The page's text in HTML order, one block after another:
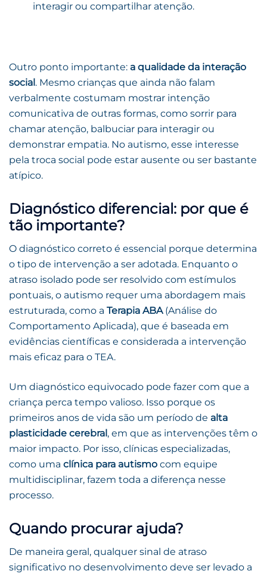
interagir ou compartilhar atenção.
Outro ponto importante: a qualidade da interação
social. Mesmo crianças que ainda não falam
verbalmente costumam mostrar intenção
comunicativa de outras formas, como sorrir para
chamar atenção, balbuciar para interagir ou
demonstrar empatia. No autismo, esse interesse
pela troca social pode estar ausente ou ser bastante
atípico.
Diagnóstico diferencial: por que é
tão importante?
O diagnóstico correto é essencial porque determina
o tipo de intervenção a ser adotada. Enquanto o
atraso isolado pode ser resolvido com estímulos
pontuais, o autismo requer uma abordagem mais
estruturada, como a Terapia ABA(Análise do
Comportamento Aplicada), que é baseada em
evidências científicas e considerada a intervenção
mais eficaz para o TEA.
Um diagnóstico equivocado pode fazer com que a
criança perca tempo valioso. Isso porque os
primeiros anos de vida são um período de alta
plasticidade cerebral, em que as intervenções têm o
maior impacto. Por isso, clínicas especializadas,
como uma clínica para autismo com equipe
multidisciplinar, fazem toda a diferença nesse
processo.
Quando procurar ajuda?
De maneira geral, qualquer sinal de atraso
significativo no desenvolvimento deve ser levado a